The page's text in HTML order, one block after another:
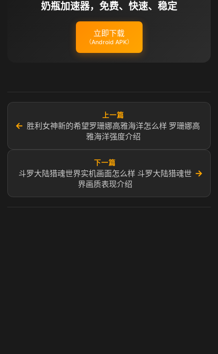
奶瓶加速器，免费、快速、稳定
立即下载
（Android APK）
←
上一篇
胜利女神新的希望罗珊娜高雅海洋怎么样 罗珊娜高
雅海洋强度介绍
下一篇
斗罗大陆猎魂世界实机画面怎么样 斗罗大陆猎魂世
界画质表现介绍
→